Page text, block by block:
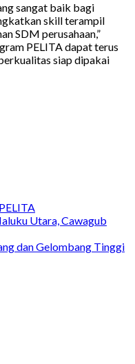
sangat baik bagi
skill terampil
SDM perusahaan,”
PELITA dapat terus
siap dipakai
Utara, Cawagub
dan Gelombang Tinggi